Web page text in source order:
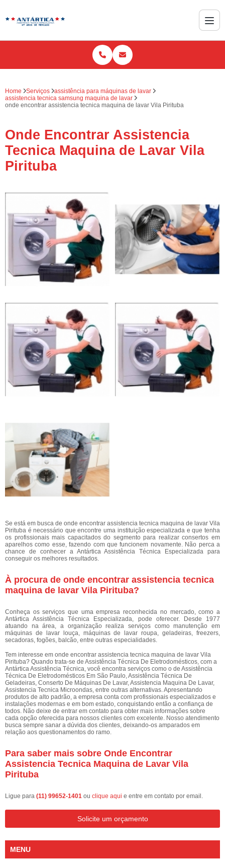
Home Serviços
assistência para máquinas de lavar
assistencia tecnica samsung maquina de lavar
onde encontrar assistencia tecnica maquina de lavar Vila Pirituba
Onde Encontrar Assistencia
Tecnica Maquina de Lavar Vila
Pirituba
Se está em busca de onde encontrar assistencia tecnica maquina de lavar Vila
Pirituba é necessário que encontre uma instituição especializada e que tenha
os profissionais mais capacitados do segmento para realizar consertos em
aparelhos como esse, fazendo com que funcionem novamente. Não perca a
chance de conhecer a Antártica Assistência Técnica Especializada para
conseguir os melhores resultados.
À procura de onde encontrar assistencia tecnica
maquina de lavar Vila Pirituba?
Conheça os serviços que uma empresa reconhecida no mercado, como a
Antártica Assistência Técnica Especializada, pode oferecer. Desde 1977
atuando na área, a organização realiza serviços como manutenção em
máquinas de lavar louça, máquinas de lavar roupa, geladeiras, freezers,
secadoras, fogões, balcão, entre outras especialidades.
Tem interesse em onde encontrar assistencia tecnica maquina de lavar Vila
Pirituba? Quando trata-se de Assistência Técnica De Eletrodomésticos, com a
Antártica Assistência Técnica, você encontra serviços como o de Assistência
Técnica De Eletrodomésticos Em São Paulo, Assistência Técnica De
Geladeiras, Conserto De Máquinas De Lavar, Assistencia Maquina De Lavar,
Assistencia Tecnica Microondas, entre outras alternativas. Apresentando
produtos de alto padrão, a empresa conta com profissionais especializados e
instalações modernas e em bom estado, conquistando então a confiança de
todos. Não deixe de entrar em contato para obter mais informações sobre
cada opção oferecida para nossos clientes com excelente. Nosso atendimento
busca sempre sanar a dúvida dos clientes, deixando-os amparados em
relação aos questionamentos do ramo.
Para saber mais sobre Onde Encontrar
Assistencia Tecnica Maquina de Lavar Vila
Pirituba
Ligue para (11) 99652-1401 ou clique aqui e entre em contato por email.
Solicite um orçamento
MENU